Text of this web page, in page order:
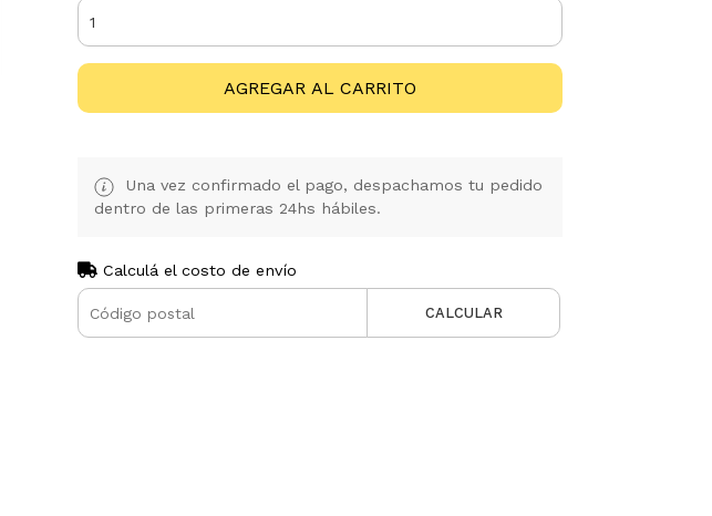
AGREGAR AL CARRITO
Una vez confirmado el pago, despachamos tu pedido
dentro de las primeras 24hs hábiles.
Calculá el costo de envío
CALCULAR